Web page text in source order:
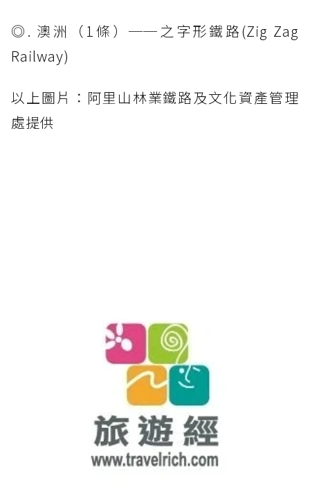
◎. 澳洲（1條）──之字形鐵路(Zig Zag
Railway)
以上圖片：阿里山林業鐵路及文化資產管理
處提供